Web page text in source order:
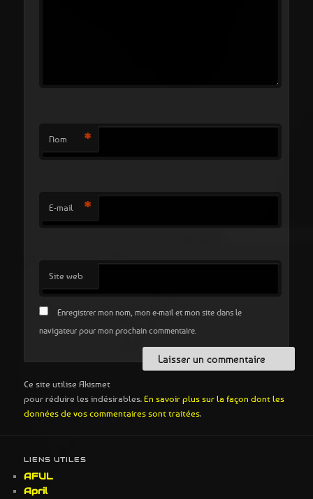
Nom *
E-mail *
Site web
Enregistrer mon nom, mon e-mail et mon site dans le
navigateur pour mon prochain commentaire.
Ce site utilise Akismet
pour réduire les indésirables.En savoir plus sur la façon dont les
données de vos commentaires sont traitées.
LIENS UTILES
AFUL
April